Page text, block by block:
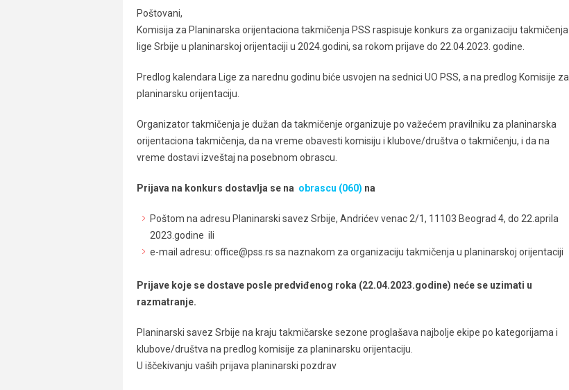
Poštovani,
Komisija za Planinarska orijentaciona takmičenja PSS raspisuje konkurs za organizaciju takmičenja
lige Srbije u planinarskoj orijentaciji u 2024.godini, sa rokom prijave do 22.04.2023. godine.
Predlog kalendara Lige za narednu godinu biće usvojen na sednici UO PSS, a na predlog Komisije za
planinarsku orijentaciju.
Organizator takmičenja je dužan da takmičenje organizuje po važećem pravilniku za planinarska
orijentaciona takmičenja, da na vreme obavesti komisiju i klubove/društva o takmičenju, i da na
vreme dostavi izveštaj na posebnom obrascu.
Prijava na konkurs dostavlja se na obrascu (060) na
Poštom na adresu Planinarski savez Srbije, Andrićev venac 2/1, 11103 Beograd 4, do 22.aprila
2023.godine ili
e-mail adresu: office@pss.rs sa naznakom za organizaciju takmičenja u planinarskoj orijentaciji
Prijave koje se dostave posle predviđenog roka (22.04.2023.godine) neće se uzimati u
razmatranje.
Planinarski savez Srbije na kraju takmičarske sezone proglašava najbolje ekipe po kategorijama i
klubove/društva na predlog komisije za planinarsku orijentaciju.
U iščekivanju vaših prijava planinarski pozdrav